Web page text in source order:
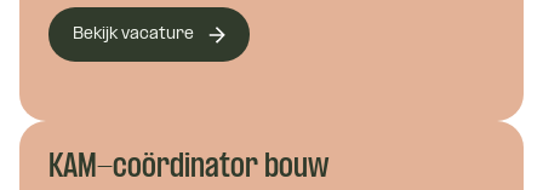
Bekijk vacature
KAM-coördinator bouw